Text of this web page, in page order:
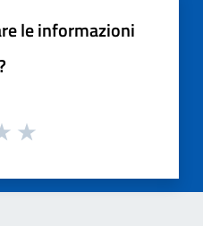
le informazioni